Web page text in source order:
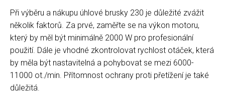
Při výběru a nákupu úhlové brusky 230 je důležité zvážit
několik faktorů. Za prvé, zaměřte se na výkon motoru,
který by měl být minimálně 2000 W pro profesionální
použití. Dále je vhodné zkontrolovat rychlost otáček, která
by měla být nastavitelná a pohybovat se mezi 6000-
11000 ot./min. Přítomnost ochrany proti přetížení je také
důležitá.